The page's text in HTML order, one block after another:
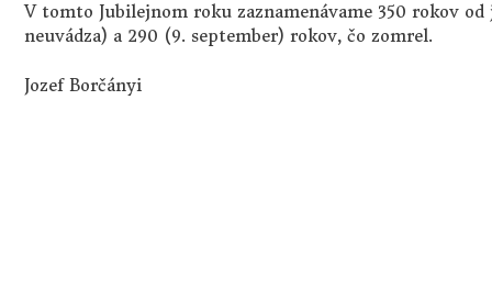
V tomto Jubilejnom roku zaznamenávame 350 rokov
neuvádza) a 290 (9. september) rokov, čo zomrel.
Jozef Borčányi